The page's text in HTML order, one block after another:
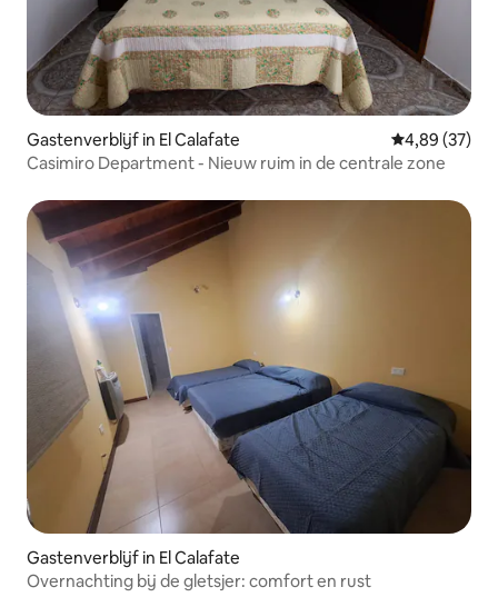
Gastenverblijf in El Calafate Gemiddelde
4,89 (37)
Casimiro Department - Nieuw ruim in de centrale zone
Gastenverblijf in El Calafate
Overnachting bij de gletsjer: comfort en rust